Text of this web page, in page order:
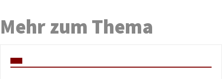
Mehr zum Thema